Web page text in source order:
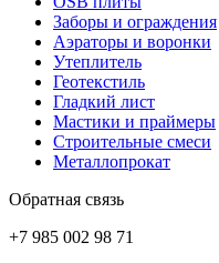
Заборы и ограждения
Аэраторы и воронки
Утеплитель
Геотекстиль
Гладкий лист
Мастики и праймеры
Строительные смеси
Металлопрокат
Обратная связь
+7 985 002 98 71